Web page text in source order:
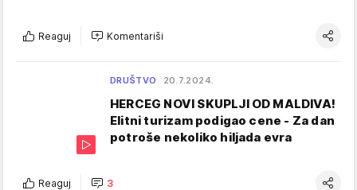
Reaguj Komentariši
DRUŠTVO 20.7.2024.
HERCEG NOVI SKUPLJI OD MALDIVA!
Elitni turizam podigao cene - Za dan
potroše nekoliko hiljada evra
Reaguj 3